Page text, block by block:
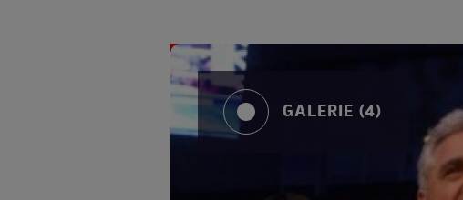
GALERIE (4)